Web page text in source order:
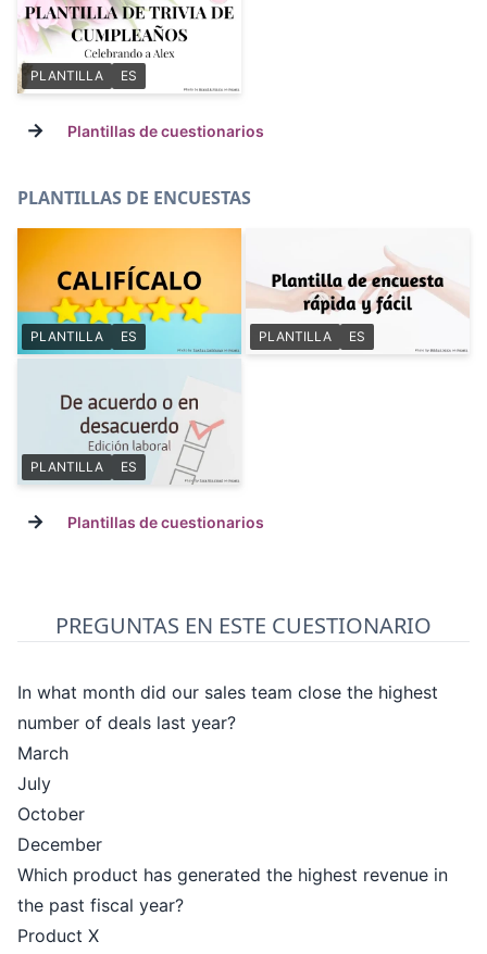
PLANTILLA ES
→ Plantillas de cuestionarios
PLANTILLAS DE ENCUESTAS
PLANTILLA ES PLANTILLA ES
PLANTILLA ES
→ Plantillas de cuestionarios
PREGUNTAS EN ESTE CUESTIONARIO
In what month did our sales team close the highest
number of deals last year?
March
July
October
December
Which product has generated the highest revenue in
the past fiscal year?
Product X